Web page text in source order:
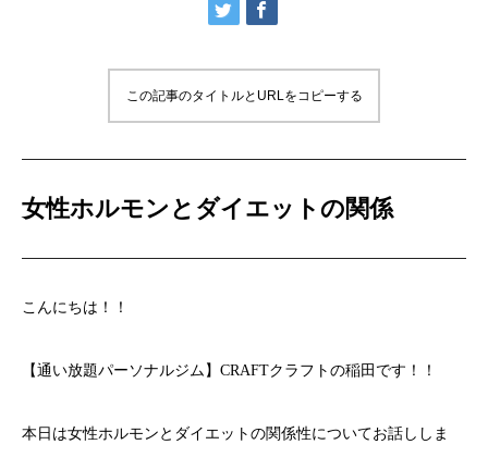
この記事のタイトルとURLをコピーする
女性ホルモンとダイエットの関係
こんにちは！！
【通い放題パーソナルジム】CRAFTクラフトの稲田です！！
本日は女性ホルモンとダイエットの関係性についてお話ししま